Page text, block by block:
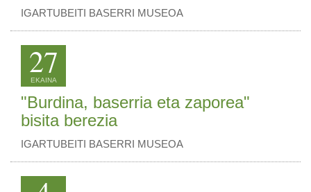
IGARTUBEITI BASERRI MUSEOA
27
EKAINA
"Burdina, baserria eta zaporea"
bisita berezia
IGARTUBEITI BASERRI MUSEOA